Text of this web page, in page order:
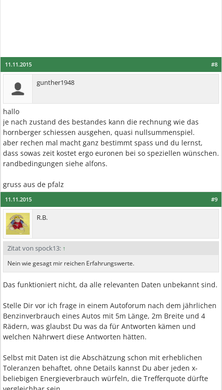
#8
11.11.2015
gunther1948
hallo
je nach zustand des bestandes kann die rechnung wie das
hornberger schiessen ausgehen, quasi nullsummenspiel.
aber rechen mal macht ganz bestimmt spass und du lernst,
dass sowas zeit kostet ergo euronen bei so speziellen wünschen.
randbedingungen siehe alfons.
gruss aus de pfalz
#9
11.11.2015
R.B.
Zitat von spock13: ↑
Nein wie gesagt mir reichen Erfahrungswerte.
Das funktioniert nicht, da alle relevanten Daten unbekannt sind.
Stelle Dir vor ich frage in einem Autoforum nach dem jährlichen
Benzinverbrauch eines Autos mit 5m Länge, 2m Breite und 4
Rädern, was glaubst Du was da für Antworten kämen und
welchen Nährwert diese Antworten hätten.
Selbst mit Daten ist die Abschätzung schon mit erheblichen
Toleranzen behaftet, ohne Details kannst Du aber jeden x-
beliebigen Energieverbrauch würfeln, die Trefferquote dürfte